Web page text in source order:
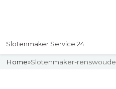
Slotenmaker Service 24
Home»Slotenmaker-renswoude